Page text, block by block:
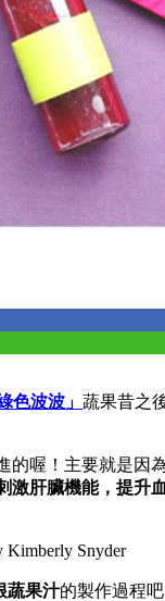
色波波」 蔬果昔之
喔！主要就是因
激肝臟機能，提升
Kimberly Snyder
蔬果汁的製作過程吧